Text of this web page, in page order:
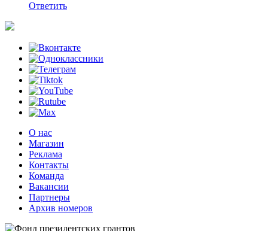
Ответить
О нас
Магазин
Реклама
Контакты
Команда
Вакансии
Партнеры
Архив номеров